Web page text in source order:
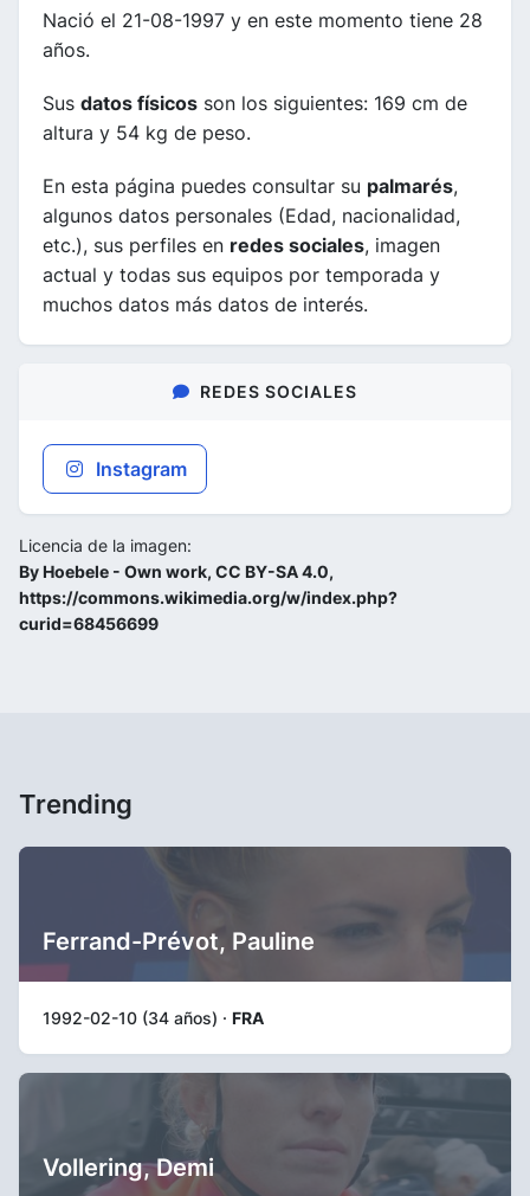
Nació el 21-08-1997 y en este momento tiene 28
años.
Sus datos físicos son los siguientes: 169 cm de
altura y 54 kg de peso.
En esta página puedes consultar su palmarés,
algunos datos personales (Edad, nacionalidad,
etc.), sus perfiles en redes sociales, imagen
actual y todas sus equipos por temporada y
muchos datos más datos de interés.
REDES SOCIALES
Instagram
Licencia de la imagen:
By Hoebele - Own work, CC BY-SA 4.0,
https://commons.wikimedia.org/w/index.php?
curid=68456699
Trending
Ferrand-Prévot, Pauline
1992-02-10 (34 años) · FRA
Vollering, Demi